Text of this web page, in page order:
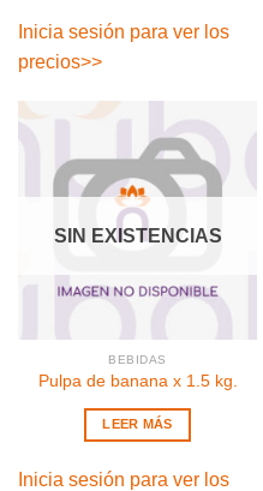
Inicia sesión para ver los
precios>>
SIN EXISTENCIAS
BEBIDAS
Pulpa de banana x 1.5 kg.
LEER MÁS
Inicia sesión para ver los